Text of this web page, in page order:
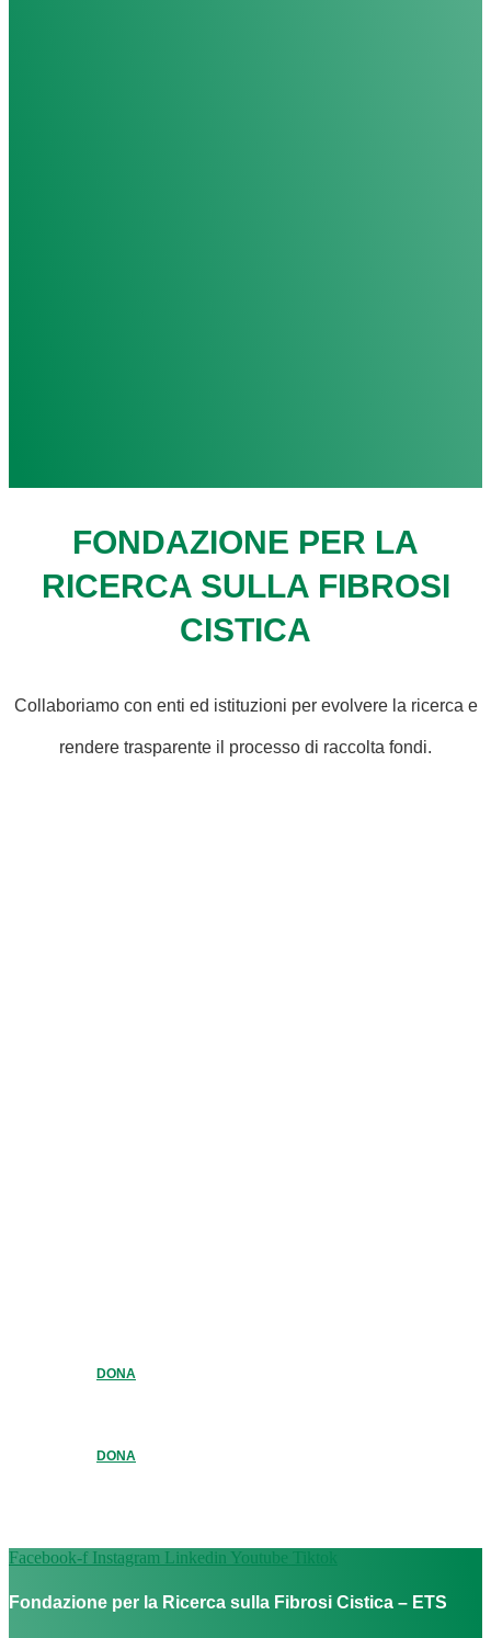
FONDAZIONE PER LA
RICERCA SULLA FIBROSI
CISTICA
Collaboriamo con enti ed istituzioni per evolvere la ricerca e
rendere trasparente il processo di raccolta fondi.
DONA
DONA
Facebook-f Instagram Linkedin Youtube Tiktok
Fondazione per la Ricerca sulla Fibrosi Cistica – ETS